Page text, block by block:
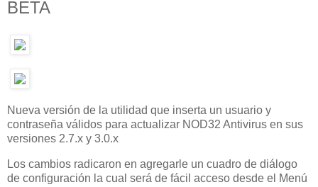
BETA
Nueva versión de la utilidad que inserta un usuario y
contraseña válidos para actualizar NOD32 Antivirus en sus
versiones 2.7.x y 3.0.x
Los cambios radicaron en agregarle un cuadro de diálogo
de configuración la cual será de fácil acceso desde el Menú